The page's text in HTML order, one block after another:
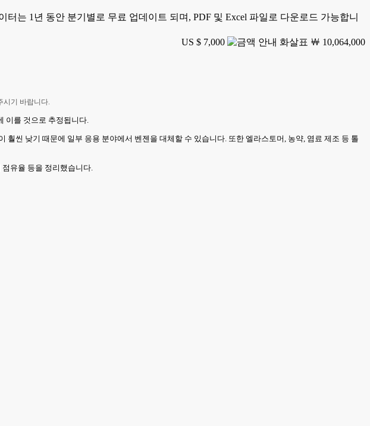
는 1년 동안 분기별로 무료 업데이트 되며, PDF 및 Excel 파일로 다운로드 가능합니
US $ 7,000
￦ 10,064,000
시기 바랍니다.
이를 것으로 추정됩니다.
씬 낮기 때문에 일부 응용 분야에서 벤젠을 대체할 수 있습니다. 또한 엘라스토머, 농약, 염료 제조 등 톨
점유율 등을 정리했습니다.